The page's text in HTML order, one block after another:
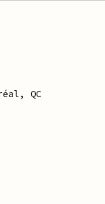
QC